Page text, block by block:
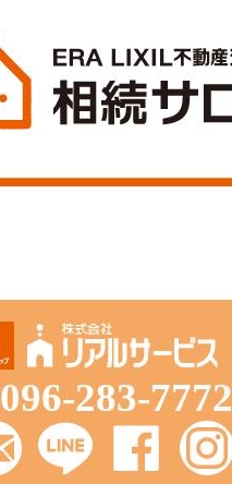
096-283-7772